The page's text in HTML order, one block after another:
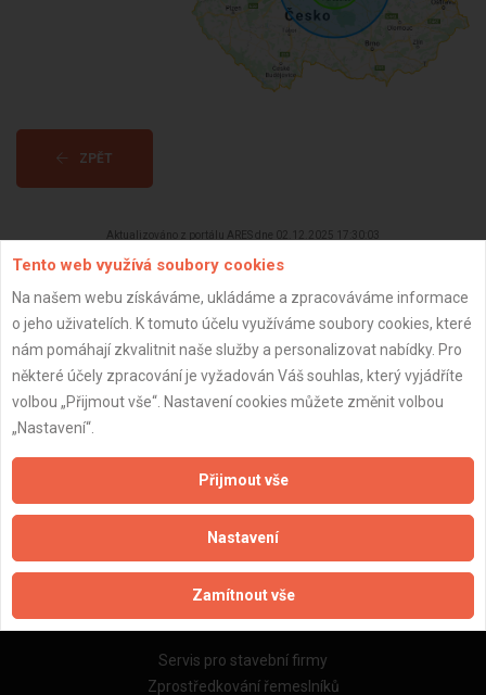
ZPĚT
Aktualizováno z portálu ARES dne 02.12.2025 17:30:03
Důležité informace
Naše firmy a řemeslníci
Zásady pro používání souborů cookie
Obchodní podmínky (zprostředkování)
Obchodní podmínky (rozpočtování)
Reference
Naše excelové tabulky online
Naše služby
Servis pro stavební firmy
Zprostředkování řemeslníků
Tento web využívá soubory cookies
Na našem webu získáváme, ukládáme a zpracováváme informace
o jeho uživatelích. K tomuto účelu využíváme soubory cookies, které
nám pomáhají zkvalitnit naše služby a personalizovat nabídky. Pro
některé účely zpracování je vyžadován Váš souhlas, který vyjádříte
volbou „Přijmout vše“. Nastavení cookies můžete změnit volbou
„Nastavení“.
Přijmout vše
Nastavení
Zamítnout vše